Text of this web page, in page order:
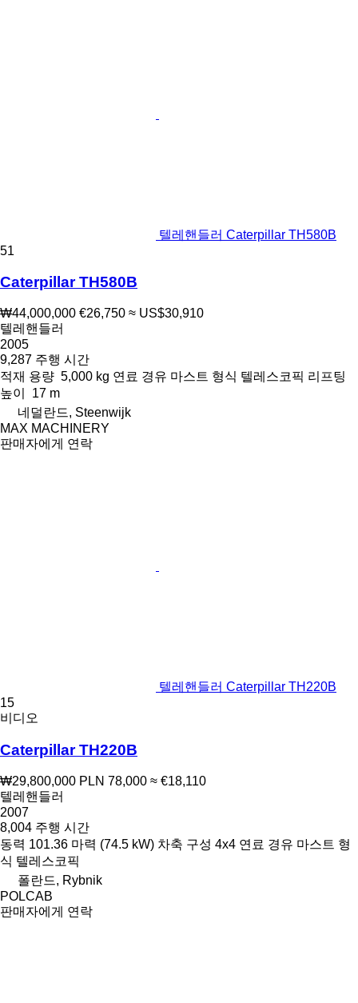
텔레핸들러 Caterpillar TH580B
51
Caterpillar TH580B
₩44,000,000 €26,750 ≈ US$30,910
텔레핸들러
2005
9,287 주행 시간
적재 용량 5,000 kg 연료 경유 마스트 형식 텔레스코픽 리프팅
높이
17 m
네덜란드, Steenwijk
MAX MACHINERY
판매자에게 연락
텔레핸들러 Caterpillar TH220B
15
비디오
Caterpillar TH220B
₩29,800,000 PLN 78,000 ≈ €18,110
텔레핸들러
2007
8,004 주행 시간
동력 101.36 마력 (74.5 kW) 차축 구성 4x4 연료 경유 마스트 형
식 텔레스코픽
폴란드, Rybnik
POLCAB
판매자에게 연락